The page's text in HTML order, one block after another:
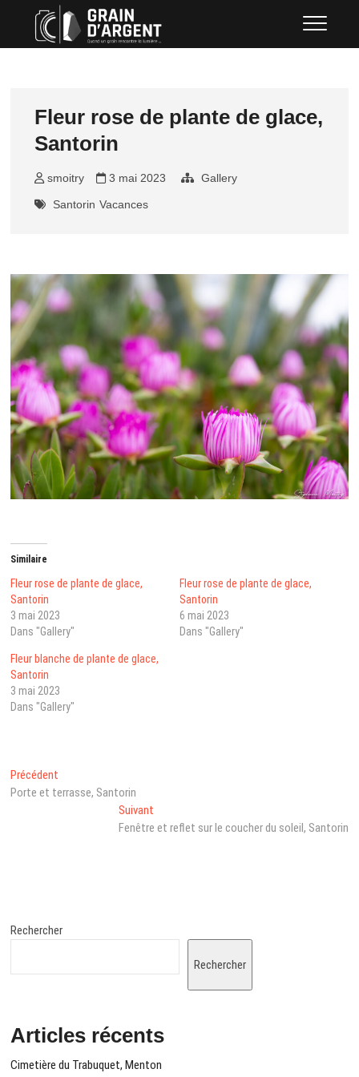
content
QUAND UN GRAIN RENCONTRE LA
Fleur rose de plante de glace,
Santorin
smoitry 3 mai 2023 Gallery
Santorin Vacances
Similaire
Fleur rose de plante de glace,
Santorin
3 mai 2023
Dans "Gallery"
Fleur rose de plante de glace,
Santorin
6 mai 2023
Dans "Gallery"
Fleur blanche de plante de glace,
Santorin
3 mai 2023
Dans "Gallery"
Navigation
de
Précédent
précédent
Porte et terrasse, Santorin
SuivantNext
post:
Fenêtre et reflet sur le coucher du soleil, Santorin
Rechercher
Rechercher
Articles récents
Cimetière du Trabuquet, Menton